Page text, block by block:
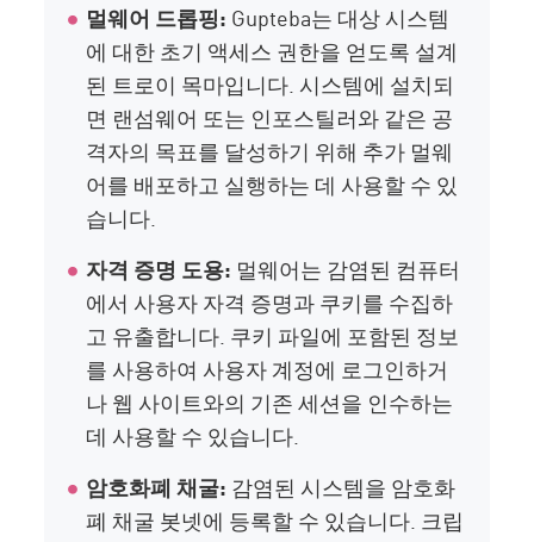
멀웨어 드롭핑: Gupteba는 대상 시스템
에 대한 초기 액세스 권한을 얻도록 설계
된 트로이 목마입니다. 시스템에 설치되
면 랜섬웨어 또는 인포스틸러와 같은 공
격자의 목표를 달성하기 위해 추가 멀웨
어를 배포하고 실행하는 데 사용할 수 있
습니다.
자격 증명 도용: 멀웨어는 감염된 컴퓨터
에서 사용자 자격 증명과 쿠키를 수집하
고 유출합니다. 쿠키 파일에 포함된 정보
를 사용하여 사용자 계정에 로그인하거
나 웹 사이트와의 기존 세션을 인수하는
데 사용할 수 있습니다.
암호화폐 채굴: 감염된 시스템을 암호화
폐 채굴 봇넷에 등록할 수 있습니다. 크립